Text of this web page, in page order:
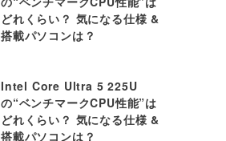
どれくらい？ 気になる仕様 &
搭載パソコンは？
Intel Core Ultra 5 225U
の“ベンチマークCPU性能”は
どれくらい？ 気になる仕様 &
搭載パソコンは？